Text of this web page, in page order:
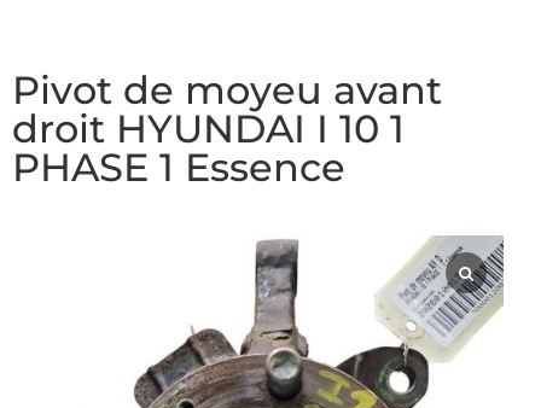
Pivot de moyeu avant
droit HYUNDAI I 10 1
PHASE 1 Essence